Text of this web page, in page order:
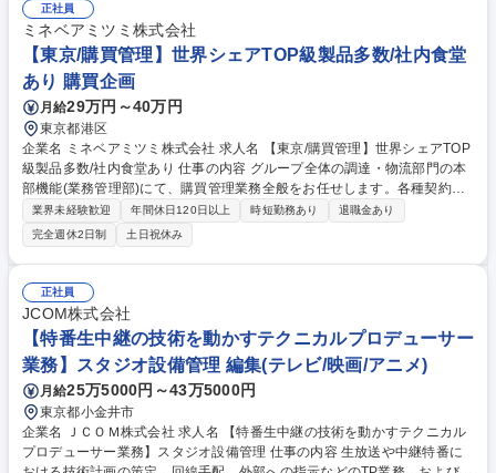
正社員
ミネベアミツミ株式会社
【東京/購買管理】世界シェアTOP級製品多数/社内食堂
あり 購買企画
月給29万円～40万円
東京都港区
企業名 ミネベアミツミ株式会社 求人名 【東京/購買管理】世界シェアTOP
級製品多数/社内食堂あり 仕事の内容 グループ全体の調達・物流部門の本
部機能(業務管理部)にて、購買管理業務全般をお任せします。各種契約管
理やコンプライアンス対応、新組織の業務移行支援など、多岐にわたる業
務で事業基盤を支える役割です。 【詳細】 ■取引先情報管理、および取引
基本契約管理業務■経営統合(M&A)対応■取適法、独占禁止法など行政・コ
ンプライアンス対応業務■CSR調達関連業務■資材部規程の管理■設備投資
対応■取引先倒産時対応■社内教育用教材の作成■会議体運営 募集職種 【東
京/購買管理】世界シェアTOP級製品多数/社内食堂あり
業界未経験歓迎 年間休日120日以上 時短勤務あり
退職金あり
完全週休2日制
土日祝休み
正社員
JCOM株式会社
【特番生中継の技術を動かすテクニカルプロデューサー
業務】スタジオ設備管理 編集(テレビ/映画/アニメ)
月給25万5000円～43万5000円
東京都小金井市
企業名 ＪＣＯＭ株式会社 求人名 【特番生中継の技術を動かすテクニカル
プロデューサー業務】スタジオ設備管理 仕事の内容 生放送や中継特番に